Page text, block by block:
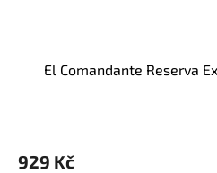
El Comandante Reserva
929 Kč